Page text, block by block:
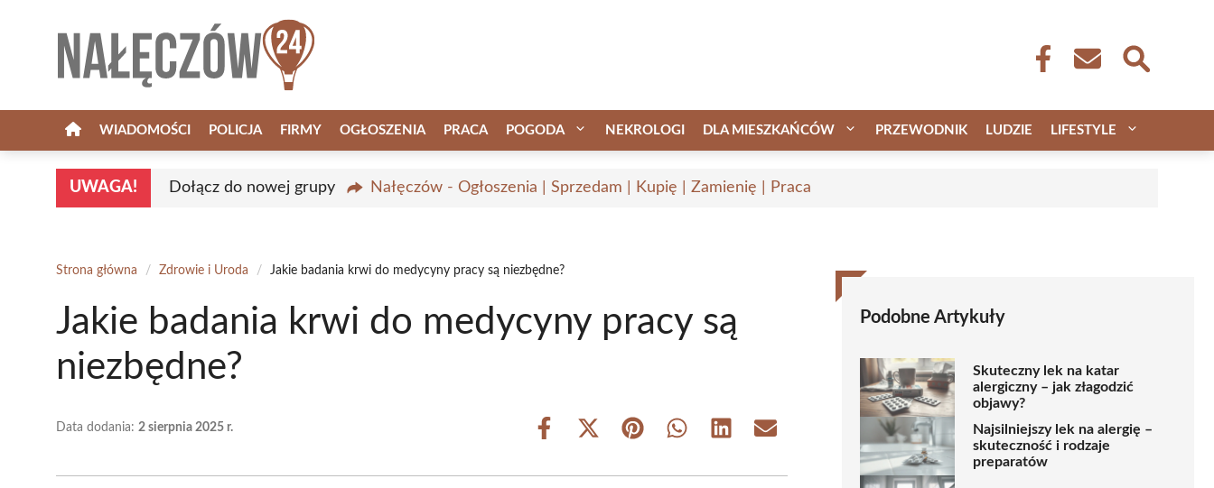
WIADOMOŚCI POLICJA FIRMY OGŁOSZENIA PRACA POGODA NEKROLOGI DLA MIESZKAŃCÓW PRZEWODNIK LUDZIE LIFESTYLE
UWAGA! Dołącz do nowej grupy Nałęczów - Ogłoszenia | Sprzedam | Kupię | Zamienię | Praca
Strona główna / Zdrowie i Uroda / Jakie badania krwi do medycyny pracy są niezbędne?
Jakie badania krwi do medycyny pracy są
niezbędne?
Data dodania: 2 sierpnia 2025 r.
Share
Share
(Twitter)
Share Share Share Share
Podobne Artykuły
Skuteczny lek na katar
alergiczny – jak złagodzić
objawy?
Najsilniejszy lek na alergię –
skuteczność i rodzaje
preparatów